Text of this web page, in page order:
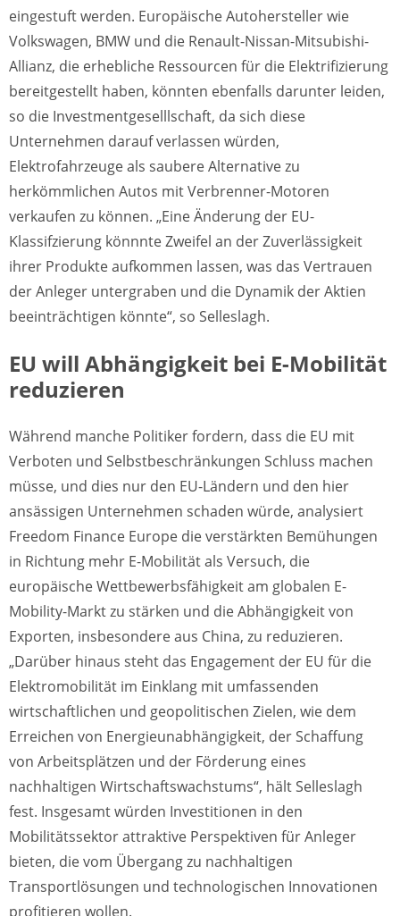
eingestuft werden. Europäische Autohersteller wie
Volkswagen, BMW und die Renault-Nissan-Mitsubishi-
Allianz, die erhebliche Ressourcen für die Elektrifizierung
bereitgestellt haben, könnten ebenfalls darunter leiden,
so die Investmentgeselllschaft, da sich diese
Unternehmen darauf verlassen würden,
Elektrofahrzeuge als saubere Alternative zu
herkömmlichen Autos mit Verbrenner-Motoren
verkaufen zu können. „Eine Änderung der EU-
Klassifzierung könnnte Zweifel an der Zuverlässigkeit
ihrer Produkte aufkommen lassen, was das Vertrauen
der Anleger untergraben und die Dynamik der Aktien
beeinträchtigen könnte“, so Selleslagh.
EU will Abhängigkeit bei E-Mobilität
reduzieren
Während manche Politiker fordern, dass die EU mit
Verboten und Selbstbeschränkungen Schluss machen
müsse, und dies nur den EU-Ländern und den hier
ansässigen Unternehmen schaden würde, analysiert
Freedom Finance Europe die verstärkten Bemühungen
in Richtung mehr E-Mobilität als Versuch, die
europäische Wettbewerbsfähigkeit am globalen E-
Mobility-Markt zu stärken und die Abhängigkeit von
Exporten, insbesondere aus China, zu reduzieren.
„Darüber hinaus steht das Engagement der EU für die
Elektromobilität im Einklang mit umfassenden
wirtschaftlichen und geopolitischen Zielen, wie dem
Erreichen von Energieunabhängigkeit, der Schaffung
von Arbeitsplätzen und der Förderung eines
nachhaltigen Wirtschaftswachstums“, hält Selleslagh
fest. Insgesamt würden Investitionen in den
Mobilitätssektor attraktive Perspektiven für Anleger
bieten, die vom Übergang zu nachhaltigen
Transportlösungen und technologischen Innovationen
profitieren wollen.